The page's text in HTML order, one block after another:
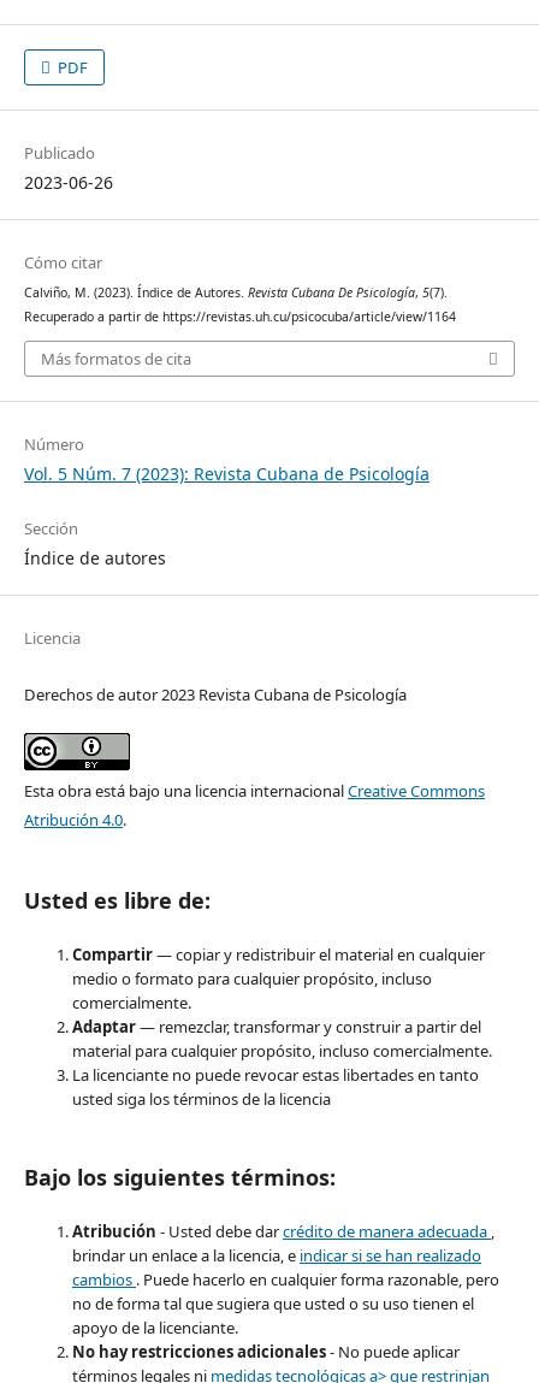
PDF
Publicado
2023-06-26
Cómo citar
Calviño, M. (2023). Índice de Autores. Revista Cubana De Psicología, 5(7).
Recuperado a partir de https://revistas.uh.cu/psicocuba/article/view/1164
Más formatos de cita
Número
Vol. 5 Núm. 7 (2023): Revista Cubana de Psicología
Sección
Índice de autores
Licencia
Derechos de autor 2023 Revista Cubana de Psicología
Esta obra está bajo una licencia internacionalCreative Commons
Atribución 4.0.
Usted es libre de:
Compartir— copiar y redistribuir el material en cualquier
medio o formato para cualquier propósito, incluso
comercialmente.
Adaptar— remezclar, transformar y construir a partir del
material para cualquier propósito, incluso comercialmente.
La licenciante no puede revocar estas libertades en tanto
usted siga los términos de la licencia
Bajo los siguientes términos:
Atribución - Usted debe darcrédito de manera adecuada ,
brindar un enlace a la licencia, e indicar si se han realizado
cambios . Puede hacerlo en cualquier forma razonable, pero
no de forma tal que sugiera que usted o su uso tienen el
apoyo de la licenciante.
No hay restricciones adicionales- No puede aplicar
términos legales ni medidas tecnológicas a> que restrinjan